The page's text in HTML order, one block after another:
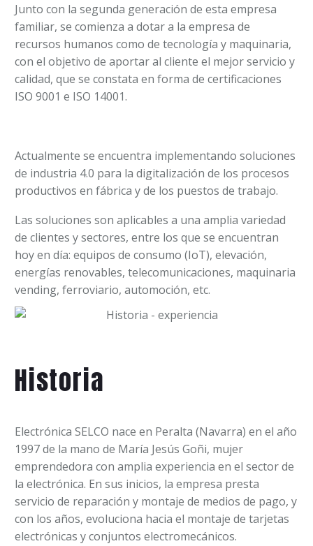
Junto con la segunda generación de esta empresa
familiar, se comienza a dotar a la empresa de
recursos humanos como de tecnología y maquinaria,
con el objetivo de aportar al cliente el mejor servicio y
calidad, que se constata en forma de certificaciones
ISO 9001 e ISO 14001.
Actualmente se encuentra implementando soluciones
de industria 4.0 para la digitalización de los procesos
productivos en fábrica y de los puestos de trabajo.
Las soluciones son aplicables a una amplia variedad
de clientes y sectores, entre los que se encuentran
hoy en día: equipos de consumo (IoT), elevación,
energías renovables, telecomunicaciones, maquinaria
vending, ferroviario, automoción, etc.
Historia
Electrónica SELCO nace en Peralta (Navarra) en el año
1997 de la mano de María Jesús Goñi, mujer
emprendedora con amplia experiencia en el sector de
la electrónica. En sus inicios, la empresa presta
servicio de reparación y montaje de medios de pago, y
con los años, evoluciona hacia el montaje de tarjetas
electrónicas y conjuntos electromecánicos.